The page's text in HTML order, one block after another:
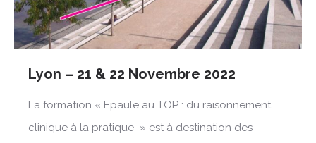
Lyon – 21 & 22 Novembre 2022
La formation « Epaule au TOP : du raisonnement
clinique à la pratique » est à destination des